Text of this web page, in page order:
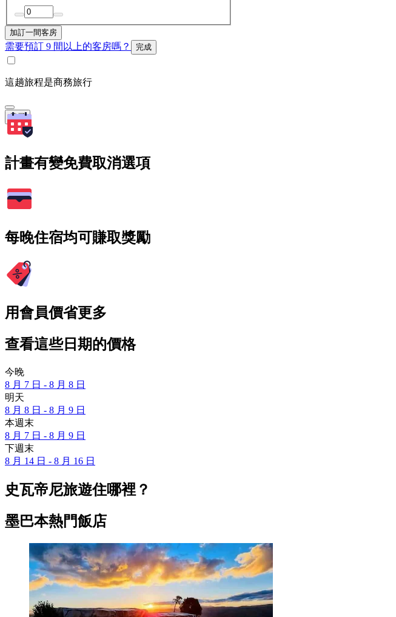
加訂一間客房
需要預訂 9 間以上的客房嗎？ 完成
這趟旅程是商務旅行
搜尋
計畫有變免費取消選項
每晚住宿均可賺取獎勵
用會員價省更多
查看這些日期的價格
今晚
8 月 7 日 - 8 月 8 日
明天
8 月 8 日 - 8 月 9 日
本週末
8 月 7 日 - 8 月 9 日
下週末
8 月 14 日 - 8 月 16 日
史瓦帝尼旅遊住哪裡？
墨巴本熱門飯店